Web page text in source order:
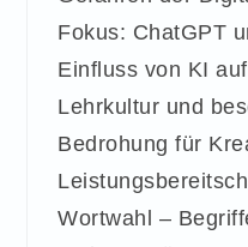
Fokus: ChatGPT
Einfluss von KI
Lehrkultur und
Bedrohung für
Wortwahl –